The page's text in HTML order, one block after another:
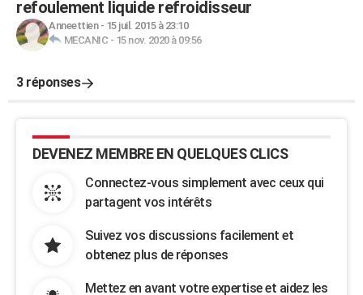
refoulement liquide refroidisseur
Anneettien- 15 juil. 2015 à 23:10
MECANIC - 15 nov. 2020 à 09:56
3 réponses
DEVENEZ MEMBRE EN QUELQUES CLICS
Connectez-vous simplement avec ceux qui
partagent vos intérêts
Suivez vos discussions facilement et
obtenez plus de réponses
Mettez en avant votre expertise et aidez les